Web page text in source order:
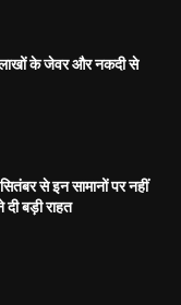
लाखों के जेवर और नकदी से
से इन सामानों पर नहीं
बड़ी राहत